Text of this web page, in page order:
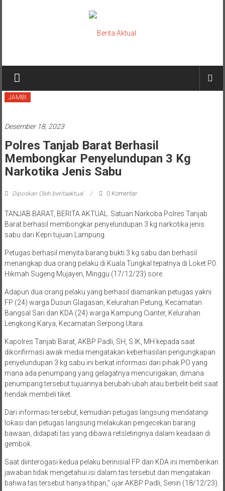
Berita
Aktual
berita
JAMBI
Desember 18, 2023
Polres Tanjab Barat Berhasil
Membongkar Penyelundupan 3 Kg
Narkotika Jenis Sabu
Diposkan Oleh:beritaaktual 0 Komentar
TANJAB BARAT, BERITA AKTUAL. Satuan Narkoba Polres Tanjab
Barat berhasil membongkar penyelundupan 3 kg narkotika jenis
sabu dari Kepri tujuan Lampung.
Petugas berhasil menyita barang bukti 3 kg sabu dan berhasil
menangkap dua orang pelaku di Kuala Tungkal tepatnya di Loket P0.
Hikmah Sugeng Mujayen, Minggu (17/12/23) sore.
Adapun dua orang pelaku yang berhasil diamankan petugas yakni
FP (24) warga Dusun Glagasan, Kelurahan Petung, Kecamatan
Bangsal Sari dan KDA (24) warga Kampung Cianter, Kelurahan
Lengkong Karya, Kecamatan Serpong Utara.
Kapolres Tanjab Barat, AKBP Padli, SH, S.IK, MH kepada saat
dikonfirmasi awak media mengatakan keberhasilan pengungkapan
penyelundupan 3 kg sabu ini berkat informasi dari pihak PO yang
mana ada penumpang yang gelagatnya mencurigakan, dimana
penumpang tersebut tujuannya berubah-ubah atau berbelit-belit saat
hendak membeli tiket.
Dari informasi tersebut, kemudian petugas langsung mendatangi
lokasi dan petugas langsung melakukan pengecekan barang
bawaan, didapati tas yang dibawa retsletingnya dalam keadaan di
gembok.
Saat diinterogasi kedua pelaku berinisial FP dan KDA ini memberikan
jawaban tidak mengetahui isi dalam tas tersebut dan mengatakan
bahwa tas tersebut hanya titipan,” ujar AKBP Padli, Senin (18/12/23).